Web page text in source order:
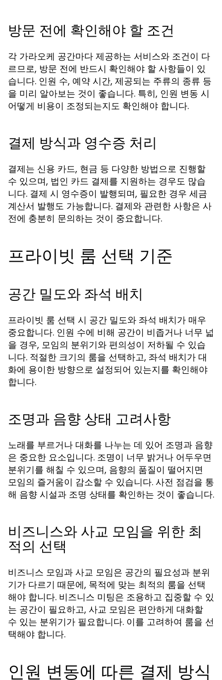
방문 전에 확인해야 할 조건
각 가라오케 공간마다 제공하는 서비스와 조건이 다
르므로, 방문 전에 반드시 확인해야 할 사항들이 있
습니다. 인원 수, 예약 시간, 제공되는 주류의 종류 등
을 미리 알아보는 것이 좋습니다. 특히, 인원 변동 시
어떻게 비용이 조정되는지도 확인해야 합니다.
결제 방식과 영수증 처리
결제는 신용 카드, 현금 등 다양한 방법으로 진행할
수 있으며, 법인 카드 결제를 지원하는 경우도 많습
니다. 결제 시 영수증이 발행되며, 필요한 경우 세금
계산서 발행도 가능합니다. 결제와 관련한 사항은 사
전에 충분히 문의하는 것이 중요합니다.
프라이빗 룸 선택 기준
공간 밀도와 좌석 배치
프라이빗 룸 선택 시 공간 밀도와 좌석 배치가 매우
중요합니다. 인원 수에 비해 공간이 비좁거나 너무 넓
을 경우, 모임의 분위기와 편의성이 저하될 수 있습
니다. 적절한 크기의 룸을 선택하고, 좌석 배치가 대
화에 용이한 방향으로 설정되어 있는지를 확인해야
합니다.
조명과 음향 상태 고려사항
노래를 부르거나 대화를 나누는 데 있어 조명과 음향
은 중요한 요소입니다. 조명이 너무 밝거나 어두우면
분위기를 해칠 수 있으며, 음향의 품질이 떨어지면
모임의 즐거움이 감소할 수 있습니다. 사전 점검을 통
해 음향 시설과 조명 상태를 확인하는 것이 좋습니다.
비즈니스와 사교 모임을 위한 최
적의 선택
비즈니스 모임과 사교 모임은 공간의 필요성과 분위
기가 다르기 때문에, 목적에 맞는 최적의 룸을 선택
해야 합니다. 비즈니스 미팅은 조용하고 집중할 수 있
는 공간이 필요하고, 사교 모임은 편안하게 대화할
수 있는 분위기가 필요합니다. 이를 고려하여 룸을 선
택해야 합니다.
인원 변동에 따른 결제 방식